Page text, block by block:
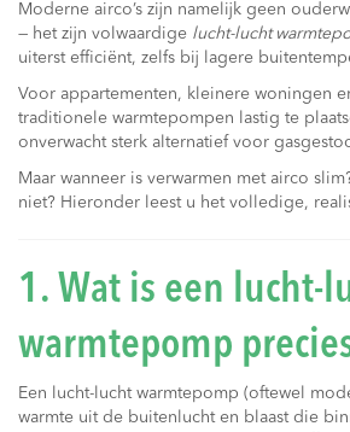
Moderne airco’s zijn namelijk geen
— het zijn volwaardige lucht-lucht
uiterst efficiënt, zelfs bij lagere
Voor appartementen, kleinere woningen en
traditionele warmtepompen lastig te
onverwacht sterk alternatief voor
Maar wanneer is verwarmen met airco
niet? Hieronder leest u het volledige,
1. Wat is een lucht-
warmtepomp
Een lucht-lucht warmtepomp (oftewel
warmte uit de buitenlucht en blaast die